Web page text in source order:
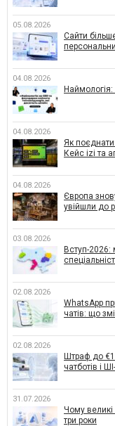
05.08.2026
Сайти
04.08.2026
Наймологія:
04.08.2026
Як поєднати
Кейс izi та
04.08.2026
Європа
увійшли до
03.08.2026
Вступ-2026:
02.08.2026
WhatsApp
чатів: що
02.08.2026
Штраф до
чатботів і
31.07.2026
Чому великі
три роки